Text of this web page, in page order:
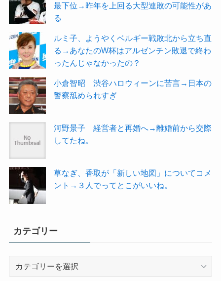
最下位→昨年を上回る大型連敗の可能性があ
る
ルミ子、ようやくベルギー戦敗北から立ち直
る→あなたのW杯はアルゼンチン敗退で終わ
ったんじゃなかったの？
小倉智昭 渋谷ハロウィーンに苦言→日本の
警察舐められすぎ
河野景子 経営者と再婚へ→離婚前から交際
してたね。
草なぎ、香取が「新しい地図」についてコメ
ント→３人でってとこがいいね。
カテゴリー